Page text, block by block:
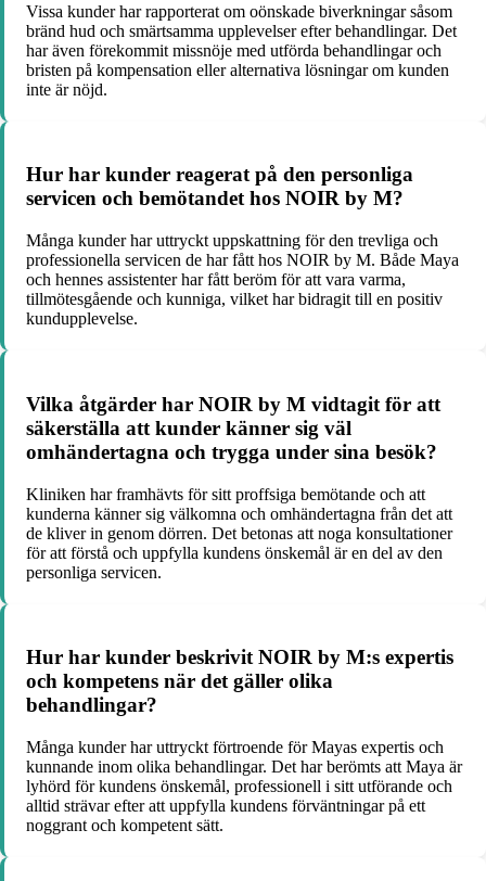
Vissa kunder har rapporterat om oönskade biverkningar såsom
bränd hud och smärtsamma upplevelser efter behandlingar. Det
har även förekommit missnöje med utförda behandlingar och
bristen på kompensation eller alternativa lösningar om kunden
inte är nöjd.
Hur har kunder reagerat på den personliga
servicen och bemötandet hos NOIR by M?
Många kunder har uttryckt uppskattning för den trevliga och
professionella servicen de har fått hos NOIR by M. Både Maya
och hennes assistenter har fått beröm för att vara varma,
tillmötesgående och kunniga, vilket har bidragit till en positiv
kundupplevelse.
Vilka åtgärder har NOIR by M vidtagit för att
säkerställa att kunder känner sig väl
omhändertagna och trygga under sina besök?
Kliniken har framhävts för sitt proffsiga bemötande och att
kunderna känner sig välkomna och omhändertagna från det att
de kliver in genom dörren. Det betonas att noga konsultationer
för att förstå och uppfylla kundens önskemål är en del av den
personliga servicen.
Hur har kunder beskrivit NOIR by M:s expertis
och kompetens när det gäller olika
behandlingar?
Många kunder har uttryckt förtroende för Mayas expertis och
kunnande inom olika behandlingar. Det har berömts att Maya är
lyhörd för kundens önskemål, professionell i sitt utförande och
alltid strävar efter att uppfylla kundens förväntningar på ett
noggrant och kompetent sätt.